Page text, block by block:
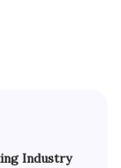
Industry